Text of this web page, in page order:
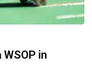
in